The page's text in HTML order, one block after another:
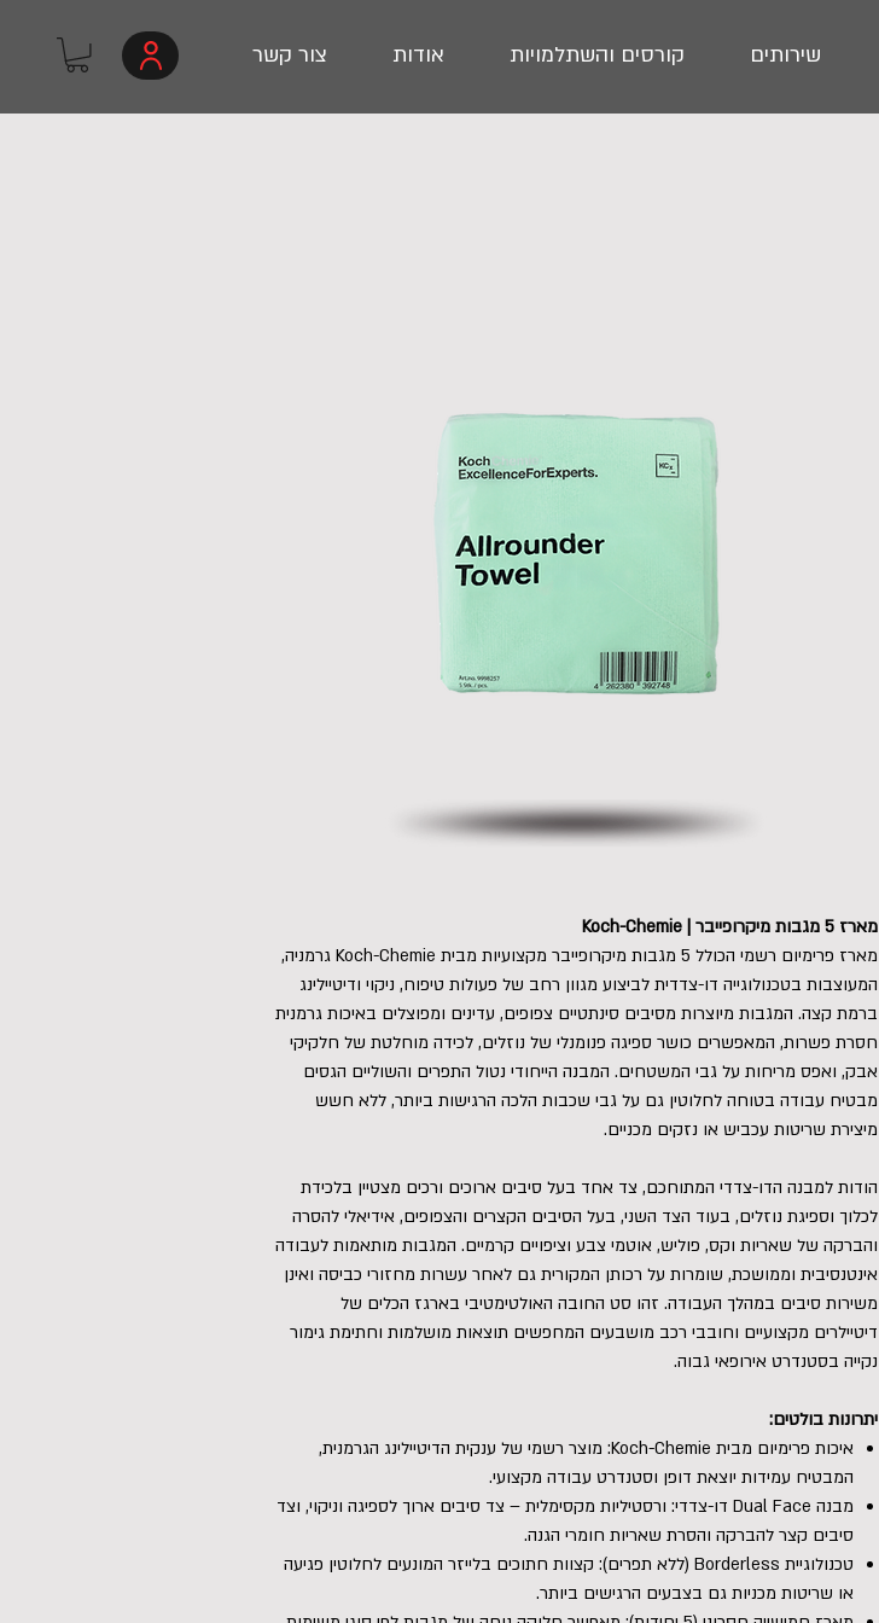
שירותים קורסים והשתלמויות אודות צור קשר
מארז 5 מגבות מיקרופייבר | Koch-Chemie
מארז פרימיום רשמי הכולל 5 מגבות מיקרופייבר מקצועיות מבית Koch-Chemie גרמניה,
המעוצבות בטכנולוגייה דו-צדדית לביצוע מגוון רחב של פעולות טיפוח, ניקוי ודיטיילינג
ברמת קצה. המגבות מיוצרות מסיבים סינתטיים צפופים, עדינים ומפוצלים באיכות גרמנית
חסרת פשרות, המאפשרים כושר ספיגה פנומנלי של נוזלים, לכידה מוחלטת של חלקיקי
אבק, ואפס מריחות על גבי המשטחים. המבנה הייחודי נטול התפרים והשוליים הגסים
מבטיח עבודה בטוחה לחלוטין גם על גבי שכבות הלכה הרגישות ביותר, ללא חשש
מיצירת שריטות עכביש או נזקים מכניים.
הודות למבנה הדו-צדדי המתוחכם, צד אחד בעל סיבים ארוכים ורכים מצטיין בלכידת
לכלוך וספיגת נוזלים, בעוד הצד השני, בעל הסיבים הקצרים והצפופים, אידיאלי להסרה
והברקה של שאריות וקס, פוליש, אוטמי צבע וציפויים קרמיים. המגבות מותאמות לעבודה
אינטנסיבית וממושכת, שומרות על רכותן המקורית גם לאחר עשרות מחזורי כביסה ואינן
משירות סיבים במהלך העבודה. זהו סט החובה האולטימטיבי בארגז הכלים של
דיטיילרים מקצועיים וחובבי רכב מושבעים המחפשים תוצאות מושלמות וחתימת גימור
נקייה בסטנדרט אירופאי גבוה.
יתרונות בולטים:
איכות פרימיום מבית Koch-Chemie: מוצר רשמי של ענקית הדיטיילינג הגרמנית,
המבטיח עמידות יוצאת דופן וסטנדרט עבודה מקצועי.
מבנה Dual Face דו-צדדי: ורסטיליות מקסימלית – צד סיבים ארוך לספיגה וניקוי, וצד
סיבים קצר להברקה והסרת שאריות חומרי הגנה.
טכנולוגיית Borderless (ללא תפרים): קצוות חתוכים בלייזר המונעים לחלוטין פגיעה
או שריטות מכניות גם בצבעים הרגישים ביותר.